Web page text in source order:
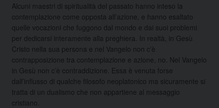
Alcuni maestri di spiritualità del passato hanno inteso la
contemplazione come opposta all’azione, e hanno esaltato
quelle vocazioni che fuggono dal mondo e dai suoi problemi
per dedicarsi interamente alla preghiera. In realtà, in Gesù
Cristo nella sua persona e nel Vangelo non c’è
contrapposizione tra contemplazione e azione, no. Nel Vangelo
in Gesù non c’è contraddizione. Essa è venuta forse
dall’influsso di qualche filosofo neoplatonico ma sicuramente si
tratta di un dualismo che non appartiene al messaggio
cristiano.